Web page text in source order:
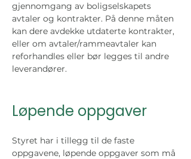
gjennomgang av boligselskapets
avtaler og kontrakter. På denne måten
kan dere avdekke utdaterte kontrakter,
eller om avtaler/rammeavtaler kan
reforhandles eller bør legges til andre
leverandører.
Løpende oppgaver
Styret har i tillegg til de faste
oppgavene, løpende oppgaver som må